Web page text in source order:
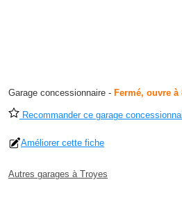
Garage concessionnaire - Fermé, ouvre à
Recommander ce garage
Améliorer cette fiche
Autres garages à Troyes